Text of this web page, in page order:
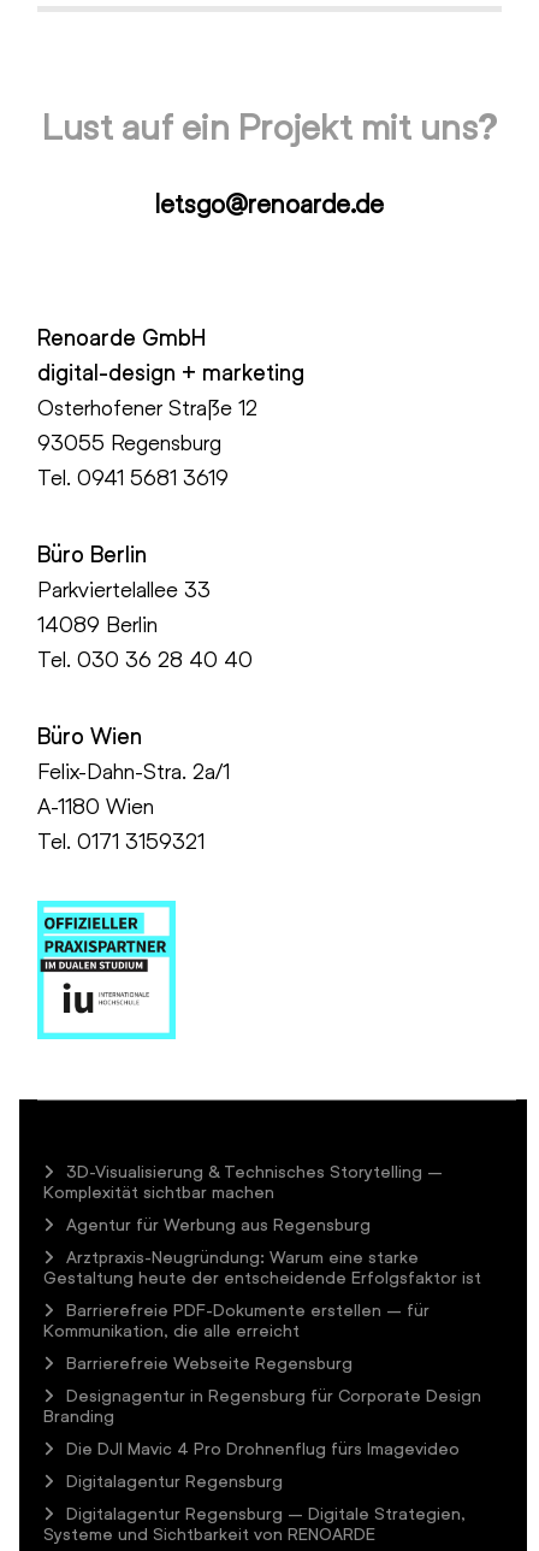
Lust auf ein Projekt mit uns?
letsgo@renoarde.de
Renoarde GmbH
digital-design + marketing
Osterhofener Straße 12
93055 Regensburg
Tel.0941 5681 3619
Büro Berlin
Parkviertelallee 33
14089 Berlin
Tel.030 36 28 40 40
Büro Wien
Felix-Dahn-Stra. 2a/1
A-1180 Wien
Tel. 0171 3159321
3D-Visualisierung & Technisches Storytelling –
Komplexität sichtbar machen
Agentur für Werbung aus Regensburg
Arztpraxis-Neugründung: Warum eine starke
Gestaltung heute der entscheidende Erfolgsfaktor ist
Barrierefreie PDF-Dokumente erstellen – für
Kommunikation, die alle erreicht
Barrierefreie Webseite Regensburg
Designagentur in Regensburg für Corporate Design
Branding
Die DJI Mavic 4 Pro Drohnenflug fürs Imagevideo
Digitalagentur Regensburg
Digitalagentur Regensburg – Digitale Strategien,
Systeme und Sichtbarkeit von RENOARDE